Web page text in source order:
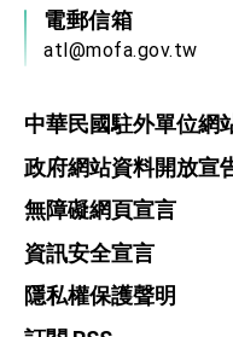
電郵信箱
atl@mofa.gov.tw
中華民國駐外單位網
政府網站資料開放宣
無障礙網頁宣言
資訊安全宣言
隱私權保護聲明